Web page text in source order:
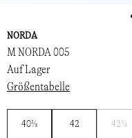
NORDA
M NORDA 005
Auf Lager
Größentabelle
40⅔ 42 42⅔